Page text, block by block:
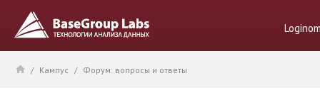
/ Кампус / Форум: вопросы и ответы